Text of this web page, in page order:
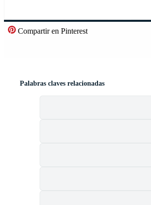
Compartir en Pinterest
Palabras claves relacionadas